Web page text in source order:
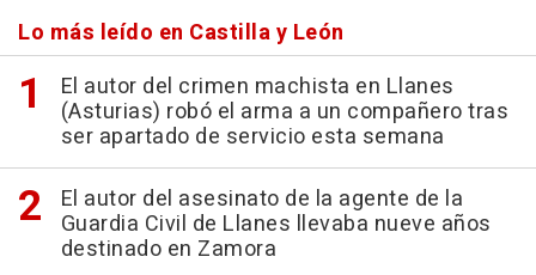
Lo más leído en Castilla y León
El autor del crimen machista en Llanes
(Asturias) robó el arma a un compañero tras
ser apartado de servicio esta semana
El autor del asesinato de la agente de la
Guardia Civil de Llanes llevaba nueve años
destinado en Zamora